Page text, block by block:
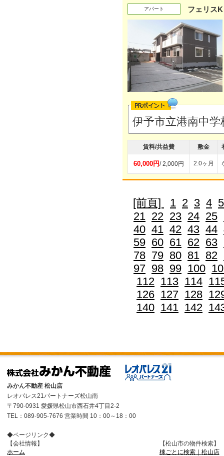
アパート フェリスK
伊予市立港南中
賃料/共益費 敷金
60,000円/ 2,000円 2.0ヶ月
[前頁] 1 2 3 4 5
21 22 23 24 25
40 41 42 43 44
59 60 61 62 63
78 79 80 81 82
97 98 99 100
112 113 114
126 127 128
140 141 142
みかん不動産 松山店
レオパレス21パートナーズ松山南
〒790-0931 愛媛県松山市西石井4丁目2-2
TEL：089-905-7676 営業時間 10：00～18：00
◆ページリンク◆
【会社情報】
ホーム
【松山市の物件検索】
棟ごとに検索｜松山店